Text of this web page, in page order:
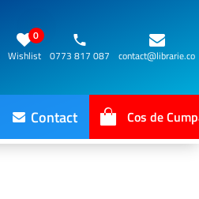
Wishlist
0
0773 817 087
contact@librarie.co
Contact Cos de